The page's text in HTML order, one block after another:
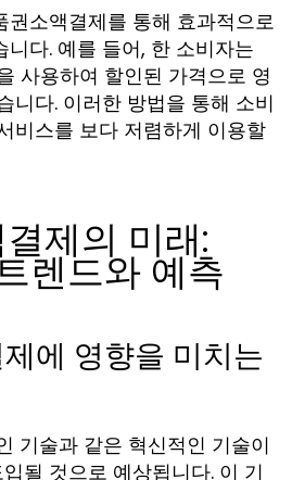
권소액결제를 통해 효과적으로
다. 예를 들어, 한 소비자는
사용하여 할인된 가격으로 영
니다. 이러한 방법을 통해 소비
비스를 보다 저렴하게 이용할
제의 미래:
렌드와 예측
에 영향을 미치는
기술과 같은 혁신적인 기술이
될 것으로 예상됩니다. 이 기